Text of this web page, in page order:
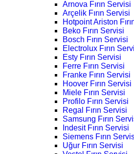
Arnova Fırın Servisi
Arçelik Fırın Servisi
Hotpoint Ariston
Beko Fırın Servisi
Bosch Fırın Servisi
Electrolux Fırın
Esty Fırın Servisi
Ferre Fırın Servisi
Franke Fırın Servisi
Hoover Fırın Servisi
Miele Fırın Servisi
Profilo Fırın Servisi
Regal Fırın Servisi
Samsung Fırın
Indesit Fırın Servisi
Siemens Fırın
Uğur Fırın Servisi